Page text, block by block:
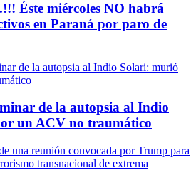
Éste miércoles NO habrá
en Paraná por paro de
de la autopsia al Indio
un ACV no traumático